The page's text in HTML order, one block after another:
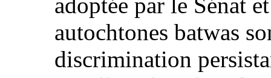
autochtones batwas
discrimination